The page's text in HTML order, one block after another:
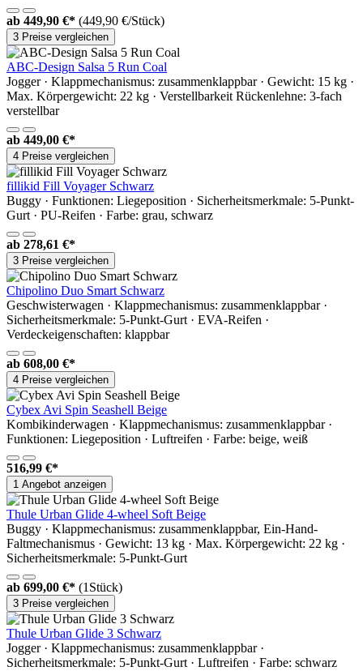
ab 449,90 €* (449,90 €/Stück)
3 Preise vergleichen
ABC-Design Salsa 5 Run Coal
Jogger · Klappmechanismus: zusammenklappbar · Gewicht: 15 kg ·
Max. Körpergewicht: 22 kg · Verstellbarkeit Rückenlehne: 3-fach
verstellbar
ab 449,00 €*
4 Preise vergleichen
fillikid Fill Voyager Schwarz
Buggy · Funktionen: Liegeposition · Sicherheitsmerkmale: 5-Punkt-
Gurt · PU-Reifen · Farbe: grau, schwarz
ab 278,61 €*
3 Preise vergleichen
Chipolino Duo Smart Schwarz
Geschwisterwagen · Klappmechanismus: zusammenklappbar ·
Sicherheitsmerkmale: 5-Punkt-Gurt · EVA-Reifen ·
Verdeckeigenschaften: klappbar
ab 608,00 €*
4 Preise vergleichen
Cybex Avi Spin Seashell Beige
Kombikinderwagen · Klappmechanismus: zusammenklappbar ·
Funktionen: Liegeposition · Luftreifen · Farbe: beige, weiß
516,99 €*
1 Angebot anzeigen
Thule Urban Glide 4-wheel Soft Beige
Buggy · Klappmechanismus: zusammenklappbar, Ein-Hand-
Faltmechanismus · Gewicht: 13 kg · Max. Körpergewicht: 22 kg ·
Sicherheitsmerkmale: 5-Punkt-Gurt
ab 699,00 €* (1Stück)
3 Preise vergleichen
Thule Urban Glide 3 Schwarz
Jogger · Klappmechanismus: zusammenklappbar ·
Sicherheitsmerkmale: 5-Punkt-Gurt · Luftreifen · Farbe: schwarz